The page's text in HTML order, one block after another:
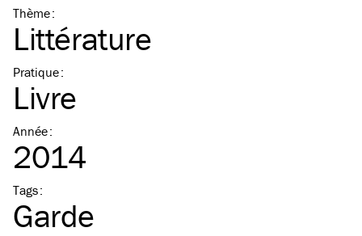
Thème:
Littérature
Pratique:
Livre
Année:
2014
Tags:
Garde